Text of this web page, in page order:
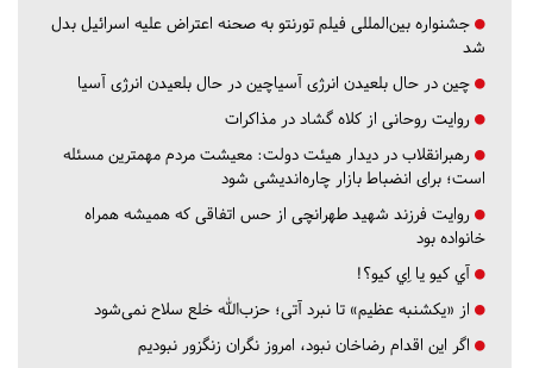
جشنواره بین‌المللی فیلم تورنتو به صحنه اعتراض علیه اسرائیل بدل
شد
چین در حال بلعیدن انرژی آسیاچین در حال بلعیدن انرژی آسیا
روایت روحانی از کلاه گشاد در مذاکرات
رهبرانقلاب در دیدار هیئت دولت: معیشت مردم مهمترین مسئله
است؛ برای انضباط بازار چاره‌اندیشی شود
روایت فرزند شهید طهرانچی از حس اتفاقی که همیشه همراه
خانواده بود
آي كيو يا اِي كيو؟!
از «یکشنبه عظیم» تا نبرد آتی؛ حزب‌الله خلع سلاح نمی‌شود
اگر این اقدام رضاخان نبود، امروز نگران زنگزور نبودیم